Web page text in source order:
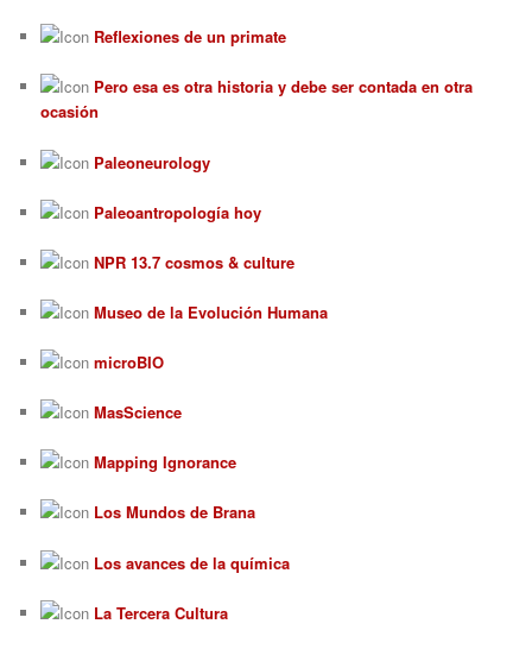
Reflexiones de un primate
Pero esa es otra historia y debe ser contada en otra
ocasión
Paleoneurology
Paleoantropología hoy
NPR 13.7 cosmos & culture
Museo de la Evolución Humana
microBIO
MasScience
Mapping Ignorance
Los Mundos de Brana
Los avances de la química
La Tercera Cultura